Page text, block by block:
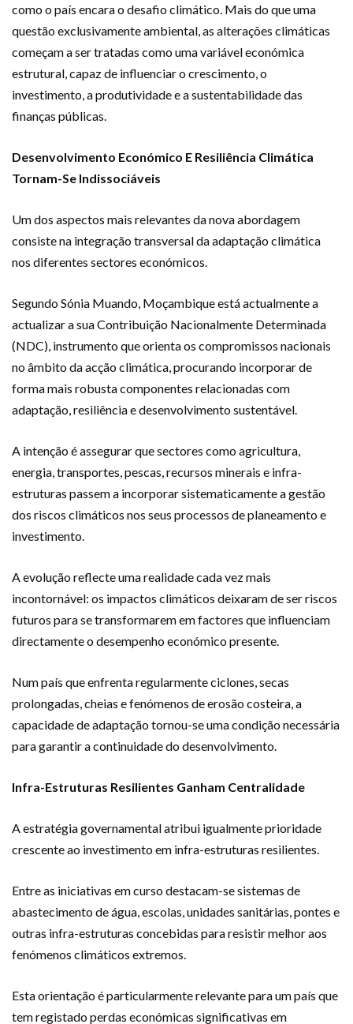
como o país encara o desafio climático. Mais do que uma
questão exclusivamente ambiental, as alterações climáticas
começam a ser tratadas como uma variável económica
estrutural, capaz de influenciar o crescimento, o
investimento, a produtividade e a sustentabilidade das
finanças públicas.
Desenvolvimento Económico E Resiliência Climática
Tornam-Se Indissociáveis
Um dos aspectos mais relevantes da nova abordagem
consiste na integração transversal da adaptação climática
nos diferentes sectores económicos.
Segundo Sónia Muando, Moçambique está actualmente a
actualizar a sua Contribuição Nacionalmente Determinada
(NDC), instrumento que orienta os compromissos nacionais
no âmbito da acção climática, procurando incorporar de
forma mais robusta componentes relacionadas com
adaptação, resiliência e desenvolvimento sustentável.
A intenção é assegurar que sectores como agricultura,
energia, transportes, pescas, recursos minerais e infra-
estruturas passem a incorporar sistematicamente a gestão
dos riscos climáticos nos seus processos de planeamento e
investimento.
A evolução reflecte uma realidade cada vez mais
incontornável: os impactos climáticos deixaram de ser riscos
futuros para se transformarem em factores que influenciam
directamente o desempenho económico presente.
Num país que enfrenta regularmente ciclones, secas
prolongadas, cheias e fenómenos de erosão costeira, a
capacidade de adaptação tornou-se uma condição necessária
para garantir a continuidade do desenvolvimento.
Infra-Estruturas Resilientes Ganham Centralidade
A estratégia governamental atribui igualmente prioridade
crescente ao investimento em infra-estruturas resilientes.
Entre as iniciativas em curso destacam-se sistemas de
abastecimento de água, escolas, unidades sanitárias, pontes e
outras infra-estruturas concebidas para resistir melhor aos
fenómenos climáticos extremos.
Esta orientação é particularmente relevante para um país que
tem registado perdas económicas significativas em